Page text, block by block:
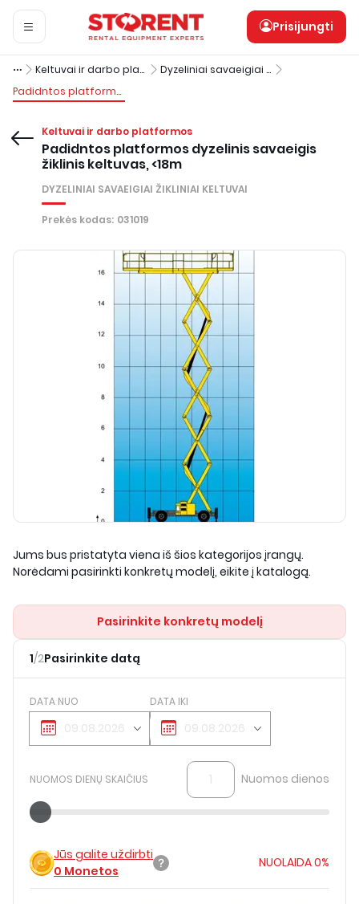
Prisijungti
Keltuvai ir darbo platformos
Dyzeliniai savaeigiai žikliniai keltuvai
Padidntos platformos dyzelinis savaeigis žiklinis keltuvas, <18m
Keltuvai ir darbo platformos
Padidntos platformos dyzelinis savaeigis
žiklinis keltuvas, <18m
DYZELINIAI SAVAEIGIAI ŽIKLINIAI KELTUVAI
Prekės kodas: 031019
Jums bus pristatyta viena iš šios kategorijos įrangų.
Norėdami pasirinkti konkretų modelį, eikite į katalogą.
Pasirinkite konkretų modelį
1/2Pasirinkite datą
DATA NUO DATA IKI
NUOMOS DIENŲ SKAIČIUS Nuomos dienos
Jūs galite uždirbti
0 Monetos
NUOLAIDA0%